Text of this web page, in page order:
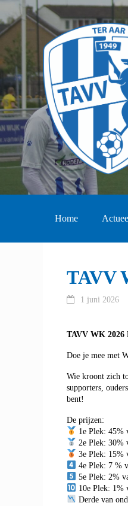
Home
TAVV
1 juni 2026
TAVV WK 2026
Doe je mee met
Wie kroont zich
supporters,
bent!
De prijzen:
1e Plek: 45%
2e Plek: 30%
3e Plek: 15%
4e Plek: 7 %
5e Plek: 2%
10e Plek: 1%
Derde van